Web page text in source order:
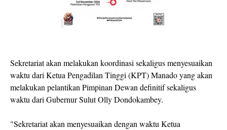
Sekretariat akan melakukan koordinasi sekaligus menyesuaikan
waktu dari Ketua Pengadilan Tinggi (KPT) Manado yang akan
melakukan pelantikan Pimpinan Dewan definitif sekaligus
waktu dari Gubernur Sulut Olly Dondokambey.
"Sekretariat akan menyesuaikan dengan waktu Ketua